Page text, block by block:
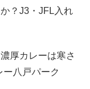
？J3・JFL入れ
厚カレーは寒さ
八戸パーク